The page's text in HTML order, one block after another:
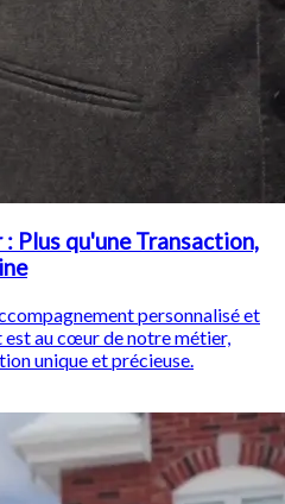
Plus qu'une Transaction,
personnalisé et
est au cœur de notre métier,
unique et précieuse.